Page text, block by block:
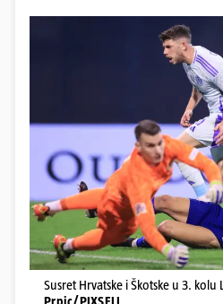
Susret Hrvatske i Škotske u 3. kolu
Prpic/PIXSELL